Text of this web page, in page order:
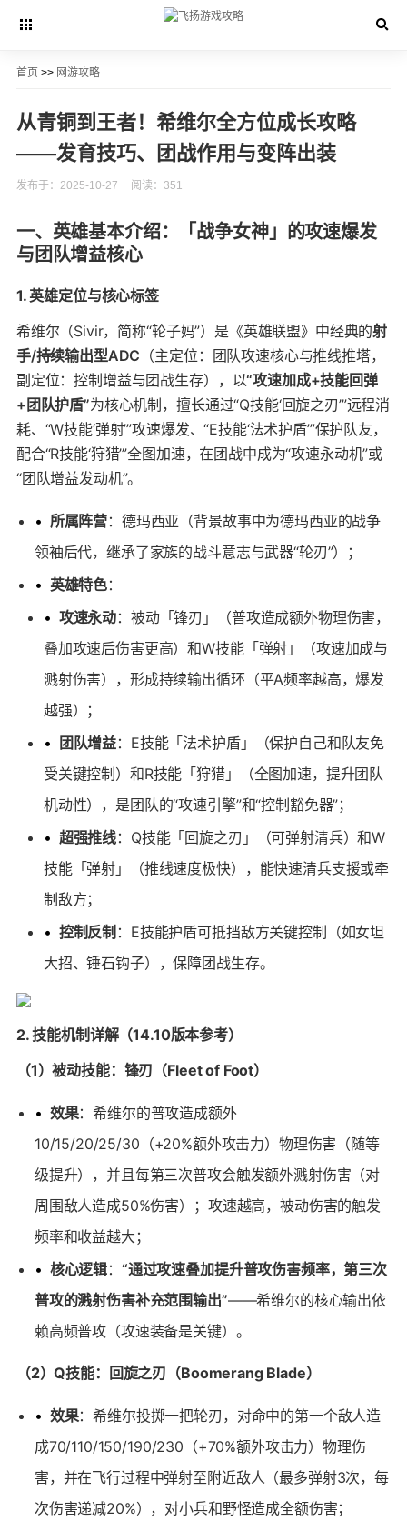
首页 >> 网游攻略
从青铜到王者！希维尔全方位成长攻略
——发育技巧、团战作用与变阵出装
发布于：2025-10-27 阅读：351
一、英雄基本介绍：「战争女神」的攻速爆发
与团队增益核心
1. 英雄定位与核心标签
希维尔（Sivir，简称“轮子妈”）是《英雄联盟》中经典的射
手/持续输出型ADC （主定位：团队攻速核心与推线推塔，
副定位：控制增益与团战生存），以“攻速加成+技能回弹
+团队护盾”为核心机制，擅长通过“Q技能‘回旋之刃’”远程消
耗、“W技能‘弹射’”攻速爆发、“E技能‘法术护盾’”保护队友，
配合“R技能‘狩猎’”全图加速，在团战中成为“攻速永动机”或
“团队增益发动机”。
• 所属阵营：德玛西亚（背景故事中为德玛西亚的战争
领袖后代，继承了家族的战斗意志与武器“轮刃”）；
• 英雄特色：
• 攻速永动：被动「锋刃」（普攻造成额外物理伤害，
叠加攻速后伤害更高）和W技能「弹射」（攻速加成与
溅射伤害），形成持续输出循环（平A频率越高，爆发
越强）；
•
团队增益：E技能「法术护盾」（保护自己和队友免
受关键控制）和R技能「狩猎」（全图加速，提升团队
机动性），是团队的“攻速引擎”和“控制豁免器”；
• 超强推线：Q技能「回旋之刃」（可弹射清兵）和W
技能「弹射」（推线速度极快），能快速清兵支援或牵
制敌方；
• 控制反制 ：E技能护盾可抵挡敌方关键控制（如女坦
大招、锤石钩子），保障团战生存。
2. 技能机制详解（14.10版本参考）
（1）被动技能：锋刃（Fleet of Foot）
• 效果：希维尔的普攻造成额外
10/15/20/25/30（+20%额外攻击力）物理伤害（随等
级提升），并且每第三次普攻会触发额外溅射伤害（对
周围敌人造成50%伤害）；攻速越高，被动伤害的触发
频率和收益越大；
• 核心逻辑： “通过攻速叠加提升普攻伤害频率，第三次
普攻的溅射伤害补充范围输出”——希维尔的核心输出依
赖高频普攻（攻速装备是关键）。
（2）Q技能：回旋之刃（Boomerang Blade）
• 效果：希维尔投掷一把轮刃，对命中的第一个敌人造
成70/110/150/190/230（+70%额外攻击力）物理伤
害，并在飞行过程中弹射至附近敌人（最多弹射3次，每
次伤害递减20%），对小兵和野怪造成全额伤害；